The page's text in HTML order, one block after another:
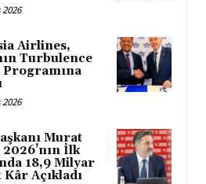
Airlines,
Turbulence
Programına
Murat
İlk
18,9 Milyar
Kâr Açıkladı